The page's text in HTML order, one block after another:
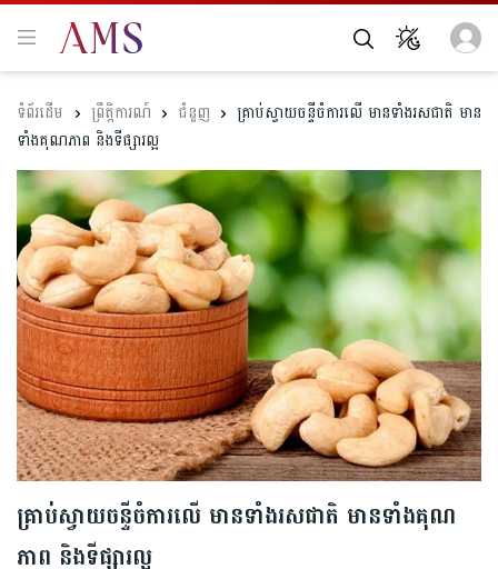
ព្រឹត្តិការណ៍ ជំនួញ
គ្រាប់ស្វាយចន្ទីចំការលើ មានទាំងរសជាតិ មាន
ទាំងគុណភាព និងទីផ្សារល្អ
គ្រាប់ស្វាយចន្ទីចំការលើ មានទាំងរសជាតិ មានទាំងគុណ
ភាព និងទីផ្សារល្អ